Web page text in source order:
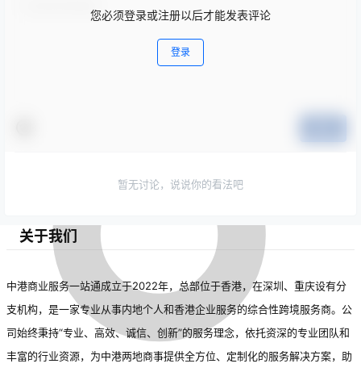
您必须登录或注册以后才能发表评论
登录
暂无讨论，说说你的看法吧
关于我们
中港商业服务一站通成立于2022年，总部位于香港，在深圳、重庆设有分
支机构，是一家专业从事内地个人和香港企业服务的综合性跨境服务商。公
司始终秉持“专业、高效、诚信、创新”的服务理念，依托资深的专业团队和
丰富的行业资源，为中港两地商事提供全方位、定制化的服务解决方案，助